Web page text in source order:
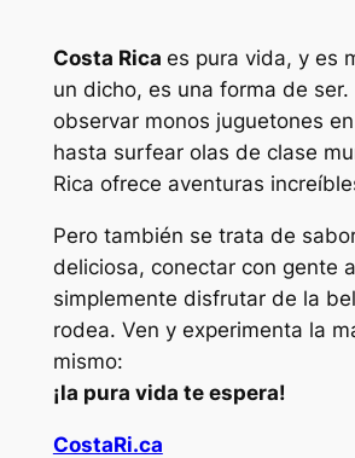
Costa Rica es pura vida, y es
un dicho, es una forma de ser.
observar monos juguetones
hasta surfear olas de clase
Rica ofrece aventuras
Pero también se trata de
deliciosa, conectar con gente
simplemente disfrutar de la
rodea. Ven y experimenta la
mismo:
¡la pura vida te espera!
CostaRi.ca